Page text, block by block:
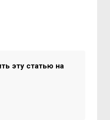
эту статью на